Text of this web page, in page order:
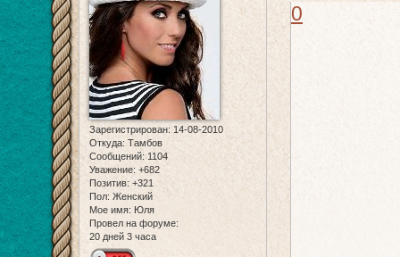
Зарегистрирован: 14-08-2010
Откуда: Тамбов
Сообщений:1104
Уважение: +682
Позитив: +321
Пол: Женский
Мое имя: Юля
Провел на форуме:
20 дней 3 часа
0